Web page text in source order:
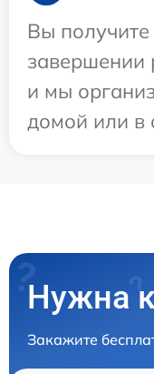
Вы
завершении
и мы
домой или в
Нужна
Закажите